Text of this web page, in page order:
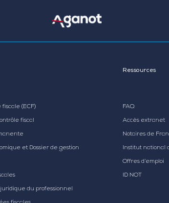
(ECF)
fiscal
et Dossier de gestion
du professionnel
Ressources
FAQ
Accès extranet
Notaires de
Institut national
Offres d’emploi
ID NOT